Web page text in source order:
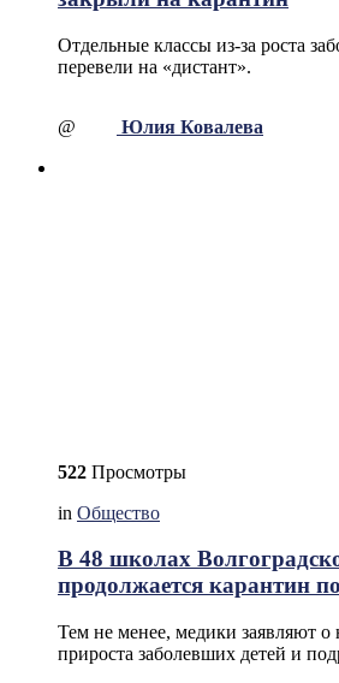
Отдельные классы из-за роста
перевели на «дистант».
@ Юлия Ковалева
522 Просмотры
in Общество
В 48 школах
продолжается карантин
Тем не менее, медики заявляют
прироста заболевших детей и